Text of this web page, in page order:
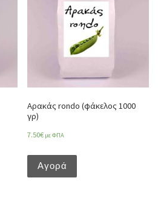
Αρακάς rondo (φάκελος 1000
γρ)
7.50€ με ΦΠΑ
Αγορά